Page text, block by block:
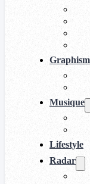
Musique
Lifestyle
Radar